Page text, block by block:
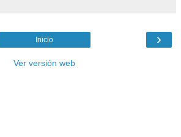
›
Inicio
Ver versión web